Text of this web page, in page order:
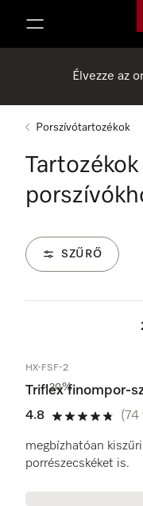
Élvezze az
Porszívótartozékok
SZŰRŐ
-20%
HX-FSF-2
Triflex finompor-
4.8
4.8 / 5
(74
megbízhatóan
porrészecskéket is.